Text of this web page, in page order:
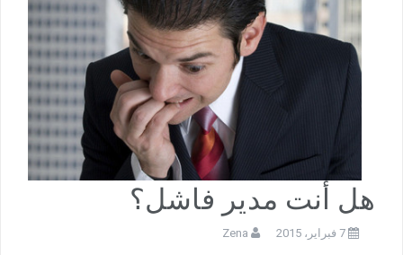
هل أنت مدير فاشل؟
7 فبراير، 2015 Zena